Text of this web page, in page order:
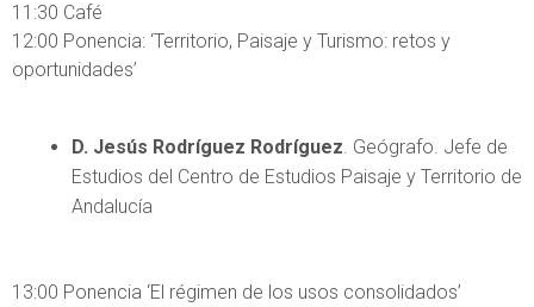
11:30 Café
12:00 Ponencia: ‘Territorio, Paisaje y Turismo: retos y
oportunidades’
D. Jesús Rodríguez Rodríguez. Geógrafo. Jefe de
Estudios del Centro de Estudios Paisaje y Territorio de
Andalucía
13:00 Ponencia ‘El régimen de los usos consolidados’